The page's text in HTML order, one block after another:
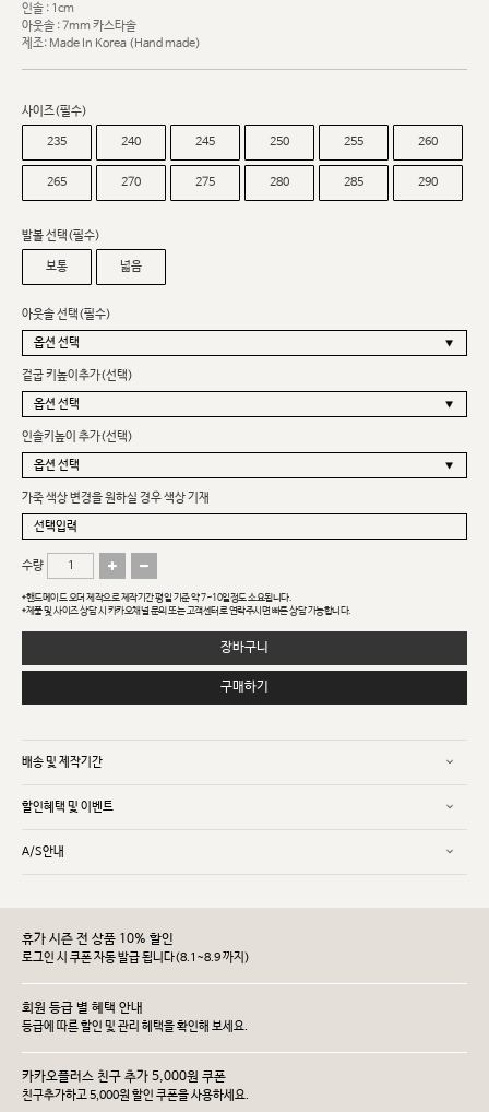
인솔 : 1cm
아웃솔 : 7mm 카스타솔
제조: Made In Korea (Hand made)
사이즈(필수)
235 240 245 250 255 260
265 270 275 280 285 290
발볼 선택(필수)
보통 넓음
아웃솔 선택(필수)
겉굽 키높이추가(선택)
인솔키높이 추가(선택)
가죽 색상 변경을 원하실 경우 색상 기재
수량
*핸드메이드 오더 제작으로 제작기간 평일 기준 약 7~10일정도 소요됩니다.
*제품 및 사이즈 상담 시 카카오채널 문의 또는 고객센터로 연락주시면 빠른 상담 가능합니다.
장바구니
구매하기
배송 및 제작기간
할인혜택 및 이벤트
A/S안내
휴가 시즌 전 상품 10% 할인
로그인 시 쿠폰 자동 발급 됩니다(8.1~8.9 까지)
회원 등급 별 혜택 안내
등급에 따른 할인 및 관리 헤택을 확인해 보세요.
카카오플러스 친구 추가 5,000원 쿠폰
친구추가하고 5,000원 할인 쿠폰을 사용하세요.